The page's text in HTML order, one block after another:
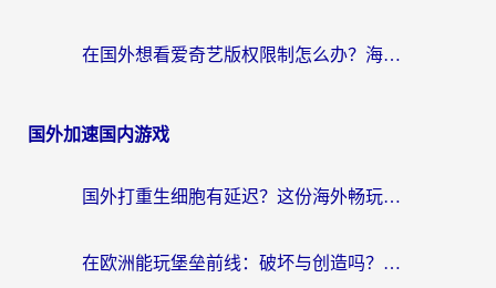
在国外想看爱奇艺版权限制怎么办？海外华人必看的追剧自由指南
国外加速国内游戏
国外打重生细胞有延迟？这份海外畅玩国服游戏加速器终极指南请收好
在欧洲能玩堡垒前线：破坏与创造吗？海外党国服游戏不卡顿的秘密